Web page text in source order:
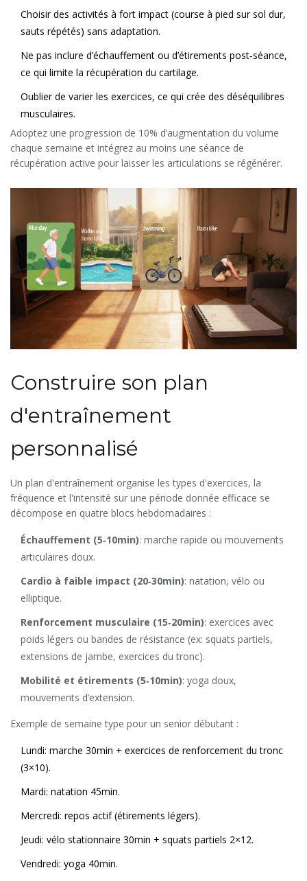
Choisir des activités à fort impact (course à pied sur sol dur,
sauts répétés) sans adaptation.
Ne pas inclure d’échauffement ou d’étirements post‑séance,
ce qui limite la récupération du cartilage.
Oublier de varier les exercices, ce qui crée des déséquilibres
musculaires.
Adoptez une progression de 10% d’augmentation du volume
chaque semaine et intégrez au moins une séance de
récupération active pour laisser les articulations se régénérer.
Construire son plan
d'entraînement
personnalisé
Un plan d'entraînement organise les types d'exercices, la
fréquence et l'intensité sur une période donnée efficace se
décompose en quatre blocs hebdomadaires :
Échauffement (5‑10min): marche rapide ou mouvements
articulaires doux.
Cardio à faible impact (20‑30min): natation, vélo ou
elliptique.
Renforcement musculaire (15‑20min): exercices avec
poids légers ou bandes de résistance (ex: squats partiels,
extensions de jambe, exercices du tronc).
Mobilité et étirements (5‑10min): yoga doux,
mouvements d’extension.
Exemple de semaine type pour un senior débutant :
Lundi: marche 30min + exercices de renforcement du tronc
(3×10).
Mardi: natation 45min.
Mercredi: repos actif (étirements légers).
Jeudi: vélo stationnaire 30min + squats partiels 2×12.
Vendredi: yoga 40min.